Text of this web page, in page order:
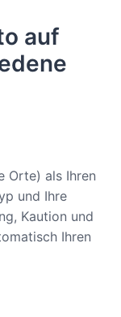
auf
Orte) als Ihren
und Ihre
Kaution und
Ihren